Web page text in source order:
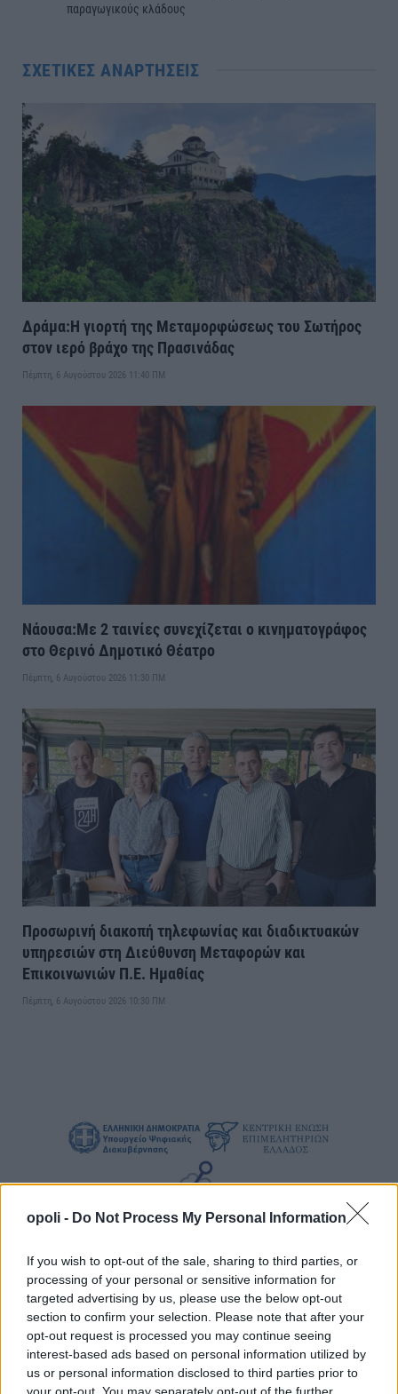
opoli - Do Not Process My Personal Information
If you wish to opt-out of the sale, sharing to third parties, or
processing of your personal or sensitive information for
targeted advertising by us, please use the below opt-out
section to confirm your selection. Please note that after your
opt-out request is processed you may continue seeing
interest-based ads based on personal information utilized by
us or personal information disclosed to third parties prior to
your opt-out. You may separately opt-out of the further
παραγωγικούς κλάδους
ΣΧΕΤΙΚΈΣ ΑΝΑΡΤΉΣΕΙΣ
Δράμα:Η γιορτή της Μεταμορφώσεως του Σωτήρος
στον ιερό βράχο της Πρασινάδας
Πέμπτη, 6 Αυγούστου 2026 11:40 ΠΜ
Νάουσα:Με 2 ταινίες συνεχίζεται ο κινηματογράφος
στο Θερινό Δημοτικό Θέατρο
Πέμπτη, 6 Αυγούστου 2026 11:30 ΠΜ
Προσωρινή διακοπή τηλεφωνίας και διαδικτυακών
υπηρεσιών στη Διεύθυνση Μεταφορών και
Επικοινωνιών Π.Ε. Ημαθίας
Πέμπτη, 6 Αυγούστου 2026 10:30 ΠΜ